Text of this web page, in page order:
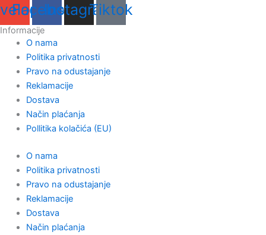
Facebook
Instagram
Tiktok
Informacije
O nama
Politika privatnosti
Pravo na odustajanje
Reklamacije
Dostava
Način plaćanja
Pollitika kolačića (EU)
O nama
Politika privatnosti
Pravo na odustajanje
Reklamacije
Dostava
Način plaćanja